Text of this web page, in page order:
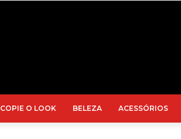
COPIE O LOOK BELEZA ACESSÓRIOS